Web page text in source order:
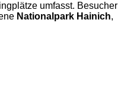
umfasst. Besucher
Nationalpark Hainich,